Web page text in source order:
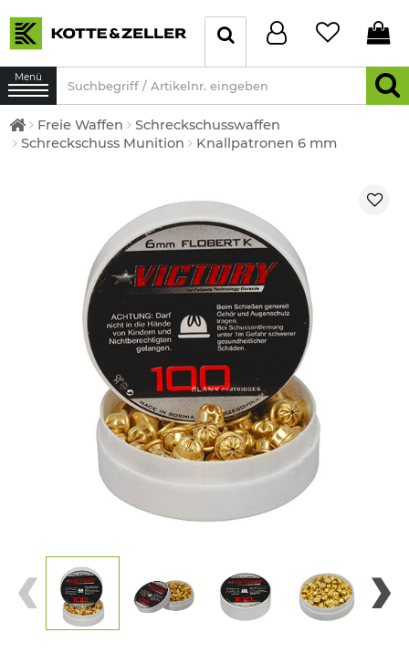
Menü
Freie Waffen
Schreckschusswaffen
Schreckschuss Munition
Knallpatronen 6 mm